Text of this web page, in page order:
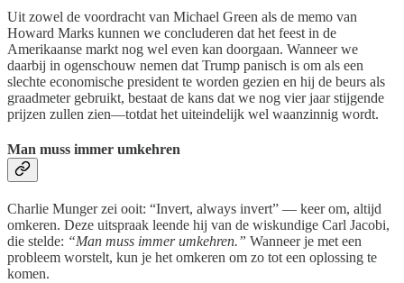
Uit zowel de voordracht van Michael Green als de memo van
Howard Marks kunnen we concluderen dat het feest in de
Amerikaanse markt nog wel even kan doorgaan. Wanneer we
daarbij in ogenschouw nemen dat Trump panisch is om als een
slechte economische president te worden gezien en hij de beurs als
graadmeter gebruikt, bestaat de kans dat we nog vier jaar stijgende
prijzen zullen zien—totdat het uiteindelijk wel waanzinnig wordt.
Man muss immer umkehren
Charlie Munger zei ooit: “Invert, always invert” — keer om, altijd
omkeren. Deze uitspraak leende hij van de wiskundige Carl Jacobi,
die stelde: “Man muss immer umkehren.” Wanneer je met een
probleem worstelt, kun je het omkeren om zo tot een oplossing te
komen.